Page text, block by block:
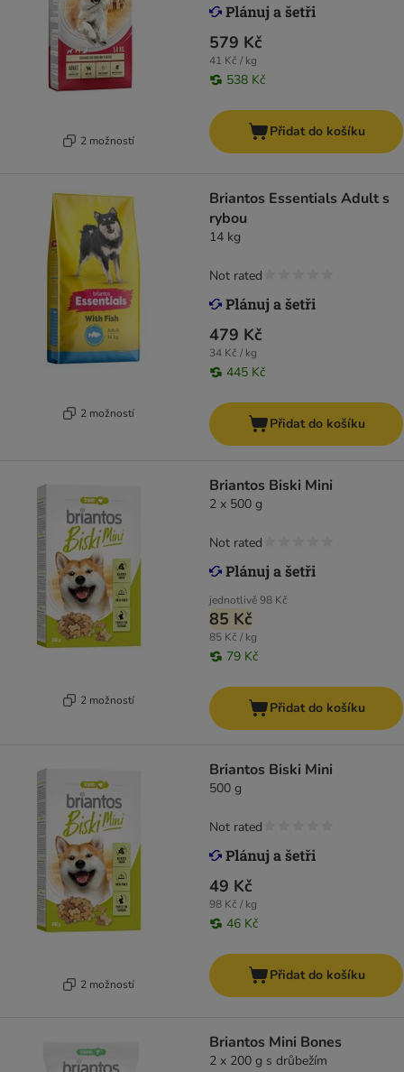
2 možností
579 Kč
41 Kč / kg
538 Kč
Přidat do košíku
2 možností
Briantos Essentials Adult s
rybou
14 kg
479 Kč
34 Kč / kg
445 Kč
Not rated
Přidat do košíku
2 možností
Briantos Biski Mini
2 x 500 g
jednotlivě98 Kč
85 Kč
85 Kč / kg
79 Kč
Not rated
Přidat do košíku
2 možností
Briantos Biski Mini
500 g
49 Kč
98 Kč / kg
46 Kč
Not rated
Přidat do košíku
Briantos Mini Bones
2 x 200 g s drůbežím